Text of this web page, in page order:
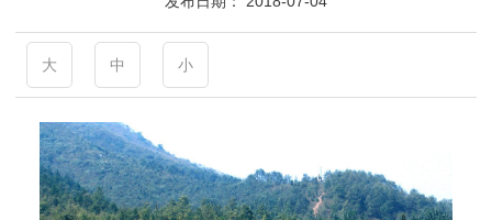
大 中 小